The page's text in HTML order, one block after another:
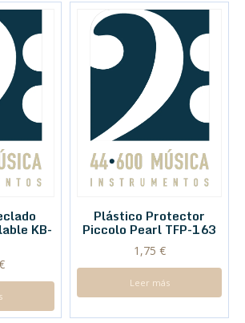
KB-
Plástico Protector
Piccolo Pearl TFP-163
1,75 €
Leer más